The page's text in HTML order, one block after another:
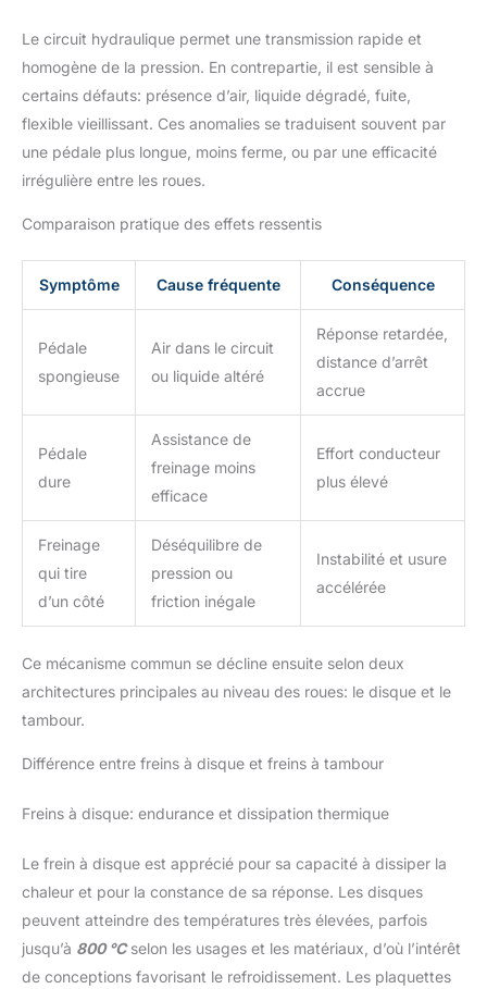
Le circuit hydraulique permet une transmission rapide et
homogène de la pression. En contrepartie, il est sensible à
certains défauts: présence d’air, liquide dégradé, fuite,
flexible vieillissant. Ces anomalies se traduisent souvent par
une pédale plus longue, moins ferme, ou par une efficacité
irrégulière entre les roues.
Comparaison pratique des effets ressentis
Symptôme Cause fréquente Conséquence
Pédale
spongieuse
Air dans le circuit
ou liquide altéré
Réponse retardée,
distance d’arrêt
accrue
Pédale
dure
Assistance de
freinage moins
efficace
Effort conducteur
plus élevé
Freinage
qui tire
d’un côté
Déséquilibre de
pression ou
friction inégale
Instabilité et usure
accélérée
Ce mécanisme commun se décline ensuite selon deux
architectures principales au niveau des roues: le disque et le
tambour.
Différence entre freins à disque et freins à tambour
Freins à disque: endurance et dissipation thermique
Le frein à disque est apprécié pour sa capacité à dissiper la
chaleur et pour la constance de sa réponse. Les disques
peuvent atteindre des températures très élevées, parfois
jusqu’à 800 °Cselon les usages et les matériaux, d’où l’intérêt
de conceptions favorisant le refroidissement. Les plaquettes